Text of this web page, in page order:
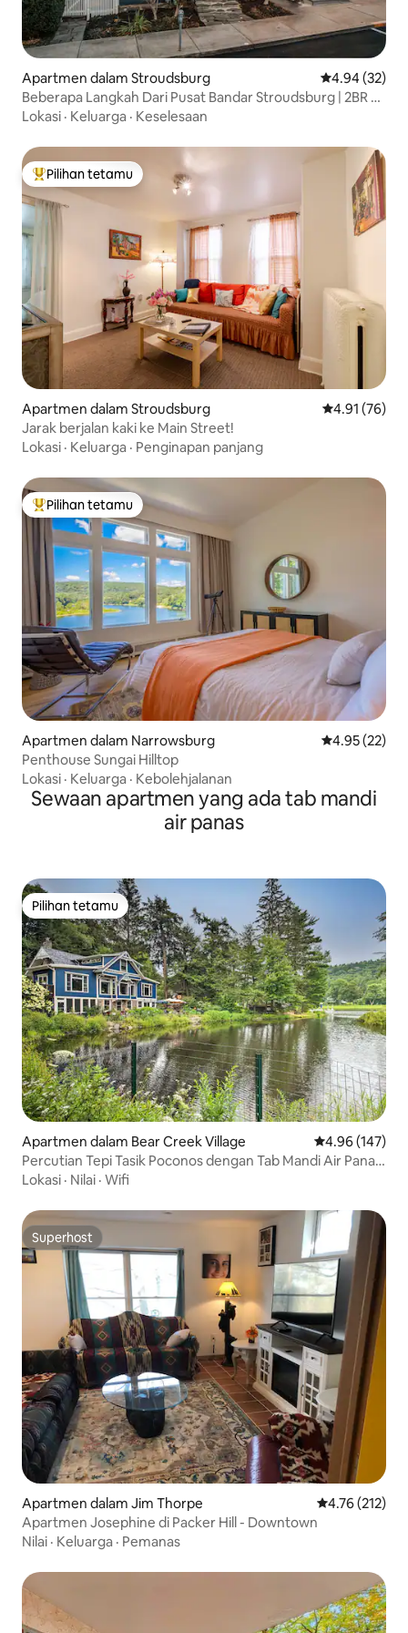
Apartmen dalam Stroudsburg Penarafan
4.94 (32)
Beberapa Langkah Dari Pusat Bandar Stroudsburg | 2BR +
Menempatkan 4
Lokasi · Keluarga · Keselesaan
Pilihan utama tetamu
Pilihan tetamu
Apartmen dalam Stroudsburg Penarafan
4.91 (76)
Jarak berjalan kaki ke Main Street!
Lokasi · Keluarga · Penginapan panjang
Pilihan utama tetamu
Pilihan tetamu
Apartmen dalam Narrowsburg Penarafan
4.95 (22)
Penthouse Sungai Hilltop
Lokasi · Keluarga · Kebolehjalanan
Sewaan apartmen yang ada tab mandi
air panas
Pilihan tetamu
Pilihan tetamu
Apartmen dalam Bear Creek Village Penarafan
4.96 (147)
Percutian Tepi Tasik Poconos dengan Tab Mandi Air Panas,
Berhampiran Kembara!
Lokasi · Nilai · Wifi
Superhost
Superhost
Apartmen dalam Jim Thorpe Penarafan
4.76 (212)
Apartmen Josephine di Packer Hill - Downtown
Nilai · Keluarga · Pemanas